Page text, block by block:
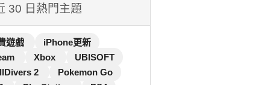
30 日熱門主題
遊戲
iPhone更新
Xbox
UBISOFT
2
Pokemon Go